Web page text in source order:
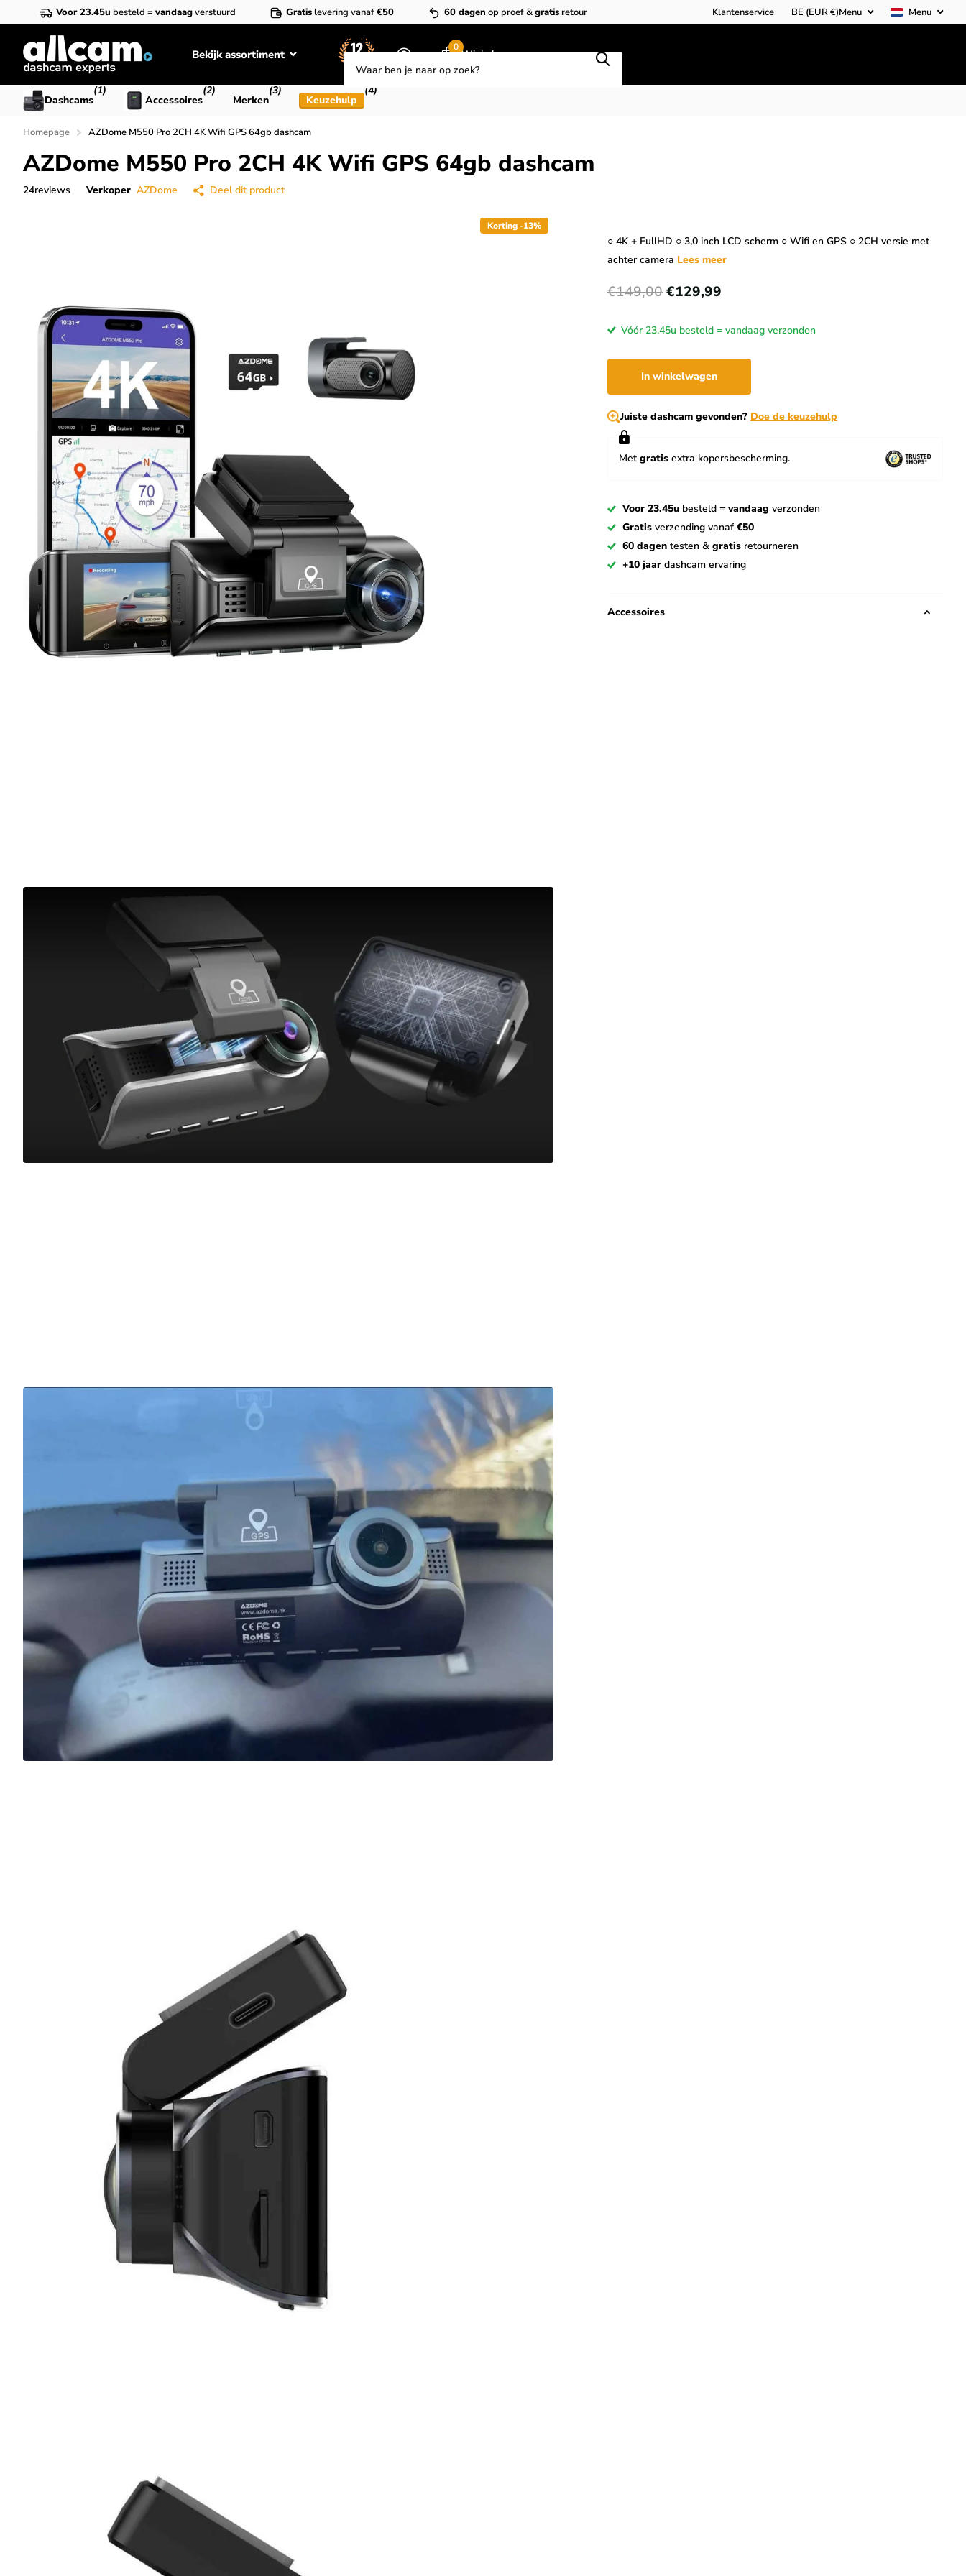
Voor 23.45u besteld = vandaagverstuurd Gratis levering vanaf€50 60 dagen op proef &gratis retour Klantenservice BE (EUR €)Menu Menu
Bekijk assortiment
Zoeken
0
Winkelwagen
Dashcams
(1)
Accessoires
(2)
Merken
(3)
Keuzehulp
(4)
Homepage AZDome M550 Pro 2CH 4K Wifi GPS 64gb dashcam
AZDome M550 Pro 2CH 4K Wifi GPS 64gb dashcam
24reviews Verkoper AZDome Deel dit product
Korting -13%
○ 4K + FullHD ○ 3,0 inch LCD scherm ○ Wifi en GPS ○ 2CH versie met
achter camera Lees meer
€149,00€129,99
Vóór 23.45u besteld = vandaag verzonden
In winkelwagen
Juiste dashcam gevonden? Doe de keuzehulp
Met gratis extra kopersbescherming.
Voor 23.45u besteld = vandaag verzonden
Gratis verzending vanaf €50
60 dagen testen & gratis retourneren
+10 jaar dashcam ervaring
Accessoires